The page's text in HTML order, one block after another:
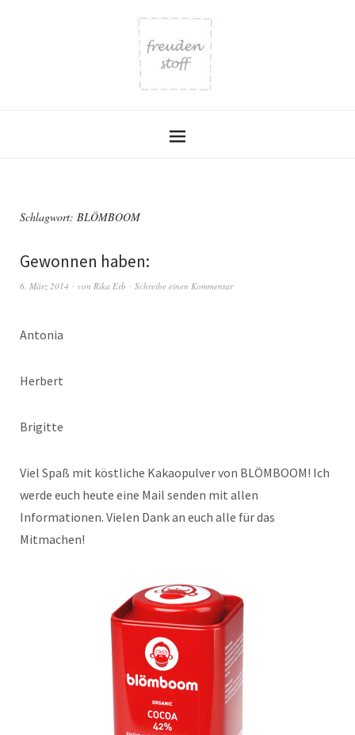
Schlagwort: BLÖMBOOM
Gewonnen haben:
6. März 2014 von Rika Erb Schreibe einen Kommentar
Antonia
Herbert
Brigitte
Viel Spaß mit köstliche Kakaopulver von BLÖMBOOM! Ich
werde euch heute eine Mail senden mit allen
Informationen. Vielen Dank an euch alle für das
Mitmachen!